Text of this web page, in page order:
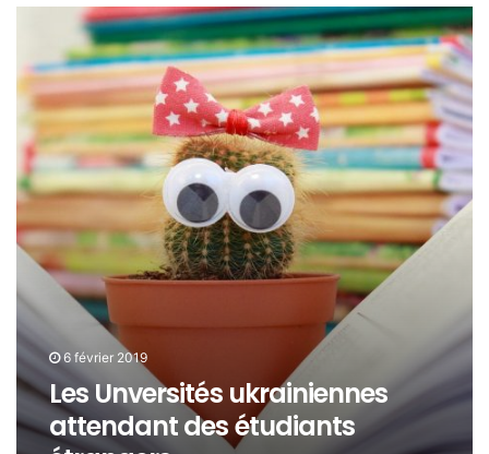
6 février 2019
Les Unversités ukrainiennes
attendant des étudiants